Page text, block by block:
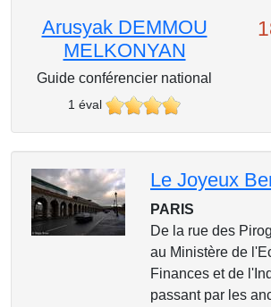
Arusyak DEMMOU
MELKONYAN
Guide conférencier national
1 éval
Le Joyeux
PARIS
De la rue des
au Ministère de
Finances et de
passant par les